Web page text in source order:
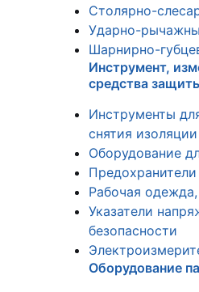
Столярно-
Ударно-
Шарнирно-
Инструмент,
средства
Инструменты
снятия изоляции
Оборудование
Предохранители
Рабочая
Указатели
безопасности
Оборудование